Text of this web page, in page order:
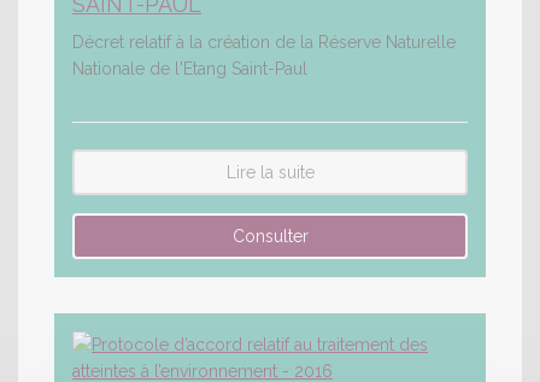
Décret relatif à la création de la Réserve Naturelle
Nationale de l'Etang Saint-Paul
Lire la suite